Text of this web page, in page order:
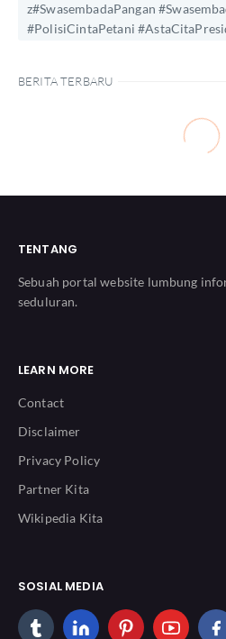
z#SwasembadaPangan
#PolisiCintaPetani
BERITA TERBARU
TENTANG
Sebuah portal website lumbung
seduluran.
LEARN MORE
Contact
Disclaimer
Privacy Policy
Partner Kita
Wikipedia Kita
SOSIAL MEDIA